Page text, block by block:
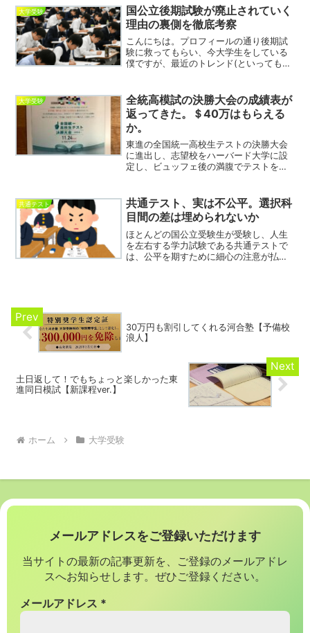
るコツについて考えます。（詳細につい
ては最新の東大特進のパン...
大学受験
国公立後期試験が廃止されていく
理由の裏側を徹底考察
こんにちは。プロフィールの通り後期試
験に救ってもらい、今大学生をしている
僕ですが、最近のトレンド(といってもこ
医学部後期も、最近新たに山形大や佐賀
大が廃止(の予定)...
大学受験
全統高模試の決勝大会の成績表が
返ってきた。＄40万はもらえる
か。
東進の全国統一高校生テストの決勝大会
に進出し、志望校をハーバード大学に設
定し、ビュッフェ後の満腹でテストを受
ごらんください。こちら↓ついに決勝大
会の結果が返却されました...
共通テスト
共通テスト、実は不公平。選択科
目間の差は埋められないか
ほとんどの国公立受験生が受験し、人生
を左右する学力試験である共通テストで
は、公平を期すために細心の注意が払わ
30万円も割引してくれる河合塾【予備校
浪人】
土日返して！でもちょっと楽しかった東
進同日模試【新課程ver.】
ホーム 大学受験
メールアドレスをご登録いただけます
当サイトの最新の記事更新を、ご登録のメールアドレ
スへお知らせします。ぜひご登録ください。
メールアドレス *